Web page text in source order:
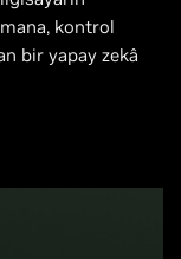
kontrol
bir yapay zekâ